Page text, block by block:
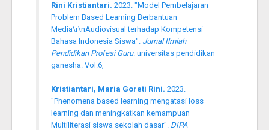
Rini Kristiantari. 2023. "Model Pembelajaran
Problem Based Learning Berbantuan
Media\r\nAudiovisual terhadap Kompetensi
Bahasa Indonesia Siswa". Jurnal Ilmiah
Pendidikan Profesi Guru. universitas pendidikan
ganesha. Vol.6,
Kristiantari, Maria Goreti Rini. 2023.
"Phenomena based learning mengatasi loss
learning dan meningkatkan kemampuan
Multiliterasi siswa sekolah dasar". DIPA